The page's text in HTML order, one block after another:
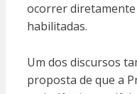
ocorrer
habilitadas.
Um dos discursos
proposta de que a